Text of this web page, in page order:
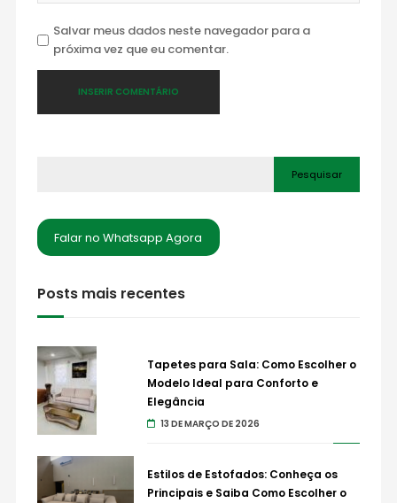
Salvar meus dados neste navegador para a
próxima vez que eu comentar.
Pesquisar
Falar no Whatsapp Agora
Posts mais recentes
Tapetes para Sala: Como Escolher o
Modelo Ideal para Conforto e
Elegância
13 DE MARÇO DE 2026
Estilos de Estofados: Conheça os
Principais e Saiba Como Escolher o